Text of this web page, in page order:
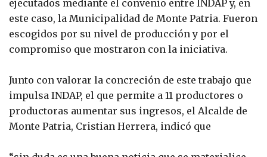
ejecutados mediante el convenio entre INDAP y, en
este caso, la Municipalidad de Monte Patria. Fueron
escogidos por su nivel de producción y por el
compromiso que mostraron con la iniciativa.
Junto con valorar la concreción de este trabajo que
impulsa INDAP, el que permite a 11 productores o
productoras aumentar sus ingresos, el Alcalde de
Monte Patria, Cristian Herrera, indicó que